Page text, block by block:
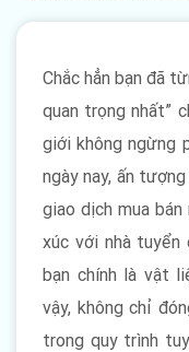
Chắc hẳn bạn đã
quan trọng nhất”
giới không ngừng
ngày nay, ấn
giao dịch mua
xúc với nhà tuyển
bạn chính là vật
vậy, không chỉ
trong quy trình
3.4. Mục tiêu
mại điện tử
3.5. Mục kỹ
mại điện tử
4. Bí quyết
ấn tượng nhất